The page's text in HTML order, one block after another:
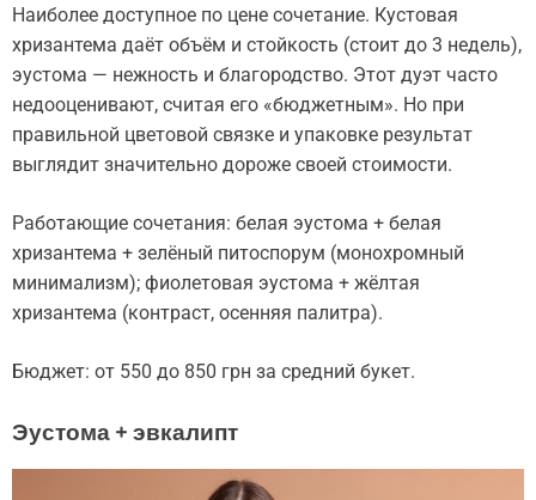
Наиболее доступное по цене сочетание. Кустовая
хризантема даёт объём и стойкость (стоит до 3 недель),
эустома — нежность и благородство. Этот дуэт часто
недооценивают, считая его «бюджетным». Но при
правильной цветовой связке и упаковке результат
выглядит значительно дороже своей стоимости.
Работающие сочетания: белая эустома + белая
хризантема + зелёный питоспорум (монохромный
минимализм); фиолетовая эустома + жёлтая
хризантема (контраст, осенняя палитра).
Бюджет: от 550 до 850 грн за средний букет.
Эустома + эвкалипт